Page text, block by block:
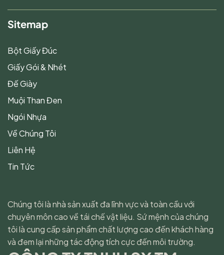
Sitemap
Bột Giấy Đúc
Giấy Gói & Nhét
Đế Giày
Muội Than Đen
Ngói Nhựa
Về Chúng Tôi
Liên Hệ
Tin Tức
Chúng tôi là nhà sản xuất đa lĩnh vực và toàn cầu với
chuyên môn cao về tái chế vật liệu. Sứ mệnh của chúng
tôi là cung cấp sản phẩm chất lượng cao đến khách hàng
và đem lại những tác động tích cực đến môi trường.